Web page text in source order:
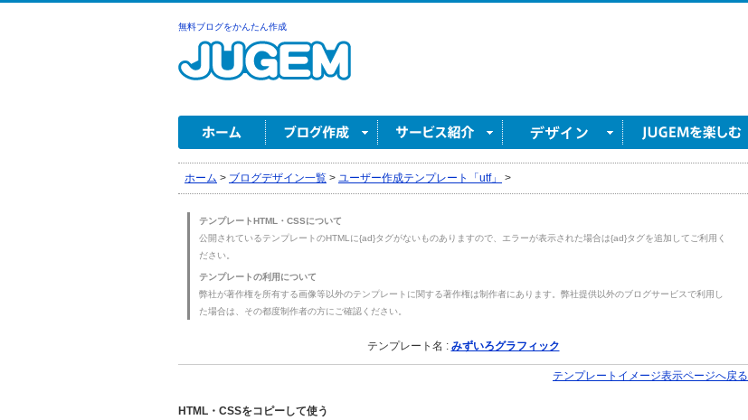
無料ブログをかんたん作成
ホーム > ブログデザイン一覧 > ユーザー作成テンプレート「utf」 >
テンプレートHTML・CSSについて
公開されているテンプレートのHTMLに{ad}タグがないものありますので、エラーが表示された場合は{ad}タグを追加してご利用く
ださい。
テンプレートの利用について
弊社が著作権を所有する画像等以外のテンプレートに関する著作権は制作者にあります。弊社提供以外のブログサービスで利用し
た場合は、その都度制作者の方にご確認ください。
テンプレート名 : みずいろグラフィック
テンプレートイメージ表示ページへ戻る
HTML・CSSをコピーして使う